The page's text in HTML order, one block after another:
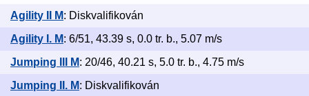
Agility II M: Diskvalifikován
Agility I. M: 6/51, 43.39 s, 0.0 tr. b., 5.07 m/s
Jumping III M: 20/46, 40.21 s, 5.0 tr. b., 4.75 m/s
Jumping II. M: Diskvalifikován